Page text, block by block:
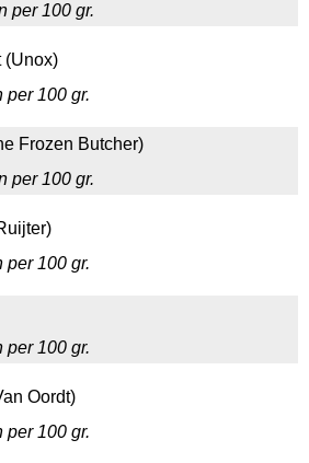
per 100 gr.
(Unox)
per 100 gr.
Frozen Butcher)
per 100 gr.
per 100 gr.
per 100 gr.
Oordt)
per 100 gr.